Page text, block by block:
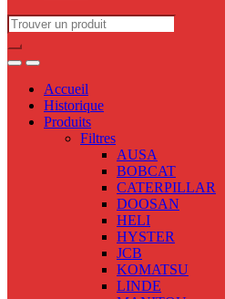
Search
for:
Accueil
Historique
Produits
Filtres
AUSA
BOBCAT
CATERPILLAR
DOOSAN
HELI
HYSTER
JCB
KOMATSU
LINDE